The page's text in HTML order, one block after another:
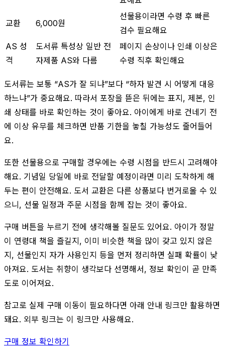
교환 6,000원
선물용이라면 수령 후 빠른
검수 필요해요
AS 성
격
도서류 특성상 일반 전
자제품 AS와 다름
페이지 손상이나 인쇄 이상은
수령 직후 확인해요
도서류는 보통 “AS가 잘 되냐”보다 “하자 발견 시 어떻게 대응
하느냐”가 중요해요. 따라서 포장을 뜯은 뒤에는 표지, 제본, 인
쇄 상태를 바로 확인하는 것이 좋아요. 아이에게 바로 건네기 전
에 이상 유무를 체크하면 반품 기한을 놓칠 가능성도 줄어들어
요.
또한 선물용으로 구매할 경우에는 수령 시점을 반드시 고려해야
해요. 기념일 당일에 바로 전달할 예정이라면 미리 도착하게 해
두는 편이 안전해요. 도서 교환은 다른 상품보다 번거로울 수 있
으니, 선물 일정과 주문 시점을 함께 잡는 것이 좋아요.
구매 버튼을 누르기 전에 생각해볼 질문도 있어요. 아이가 정말
이 연령대 책을 즐길지, 이미 비슷한 책을 많이 갖고 있지 않은
지, 선물인지 자가 사용인지 등을 먼저 정리하면 실패 확률이 낮
아져요. 도서는 취향이 생각보다 선명해서, 정보 확인이 곧 만족
도로 이어져요.
참고로 실제 구매 이동이 필요하다면 아래 안내 링크만 활용하면
돼요. 외부 링크는 이 링크만 사용해요.
구매 정보 확인하기